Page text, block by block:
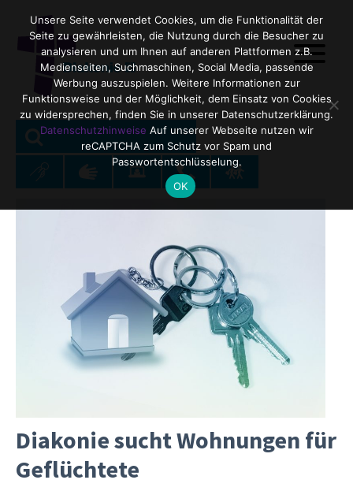
Search
for:
SEARCH
Diakonie sucht Wohnungen für
Geflüchtete
Unsere Seite verwendet Cookies, um die Funktionalität der
Seite zu gewährleisten, die Nutzung durch die Besucher zu
analysieren und um Ihnen auf anderen Plattformen z.B.
Medienseiten, Suchmaschinen, Social Media, passende
Werbung auszuspielen. Weitere Informationen zur
Funktionsweise und der Möglichkeit, dem Einsatz von Cookies
zu widersprechen, finden Sie in unserer Datenschutzerklärung.
Datenschutzhinweise Auf unserer Webseite nutzen wir
reCAPTCHA zum Schutz vor Spam und
Passwortentschlüsselung.
OK